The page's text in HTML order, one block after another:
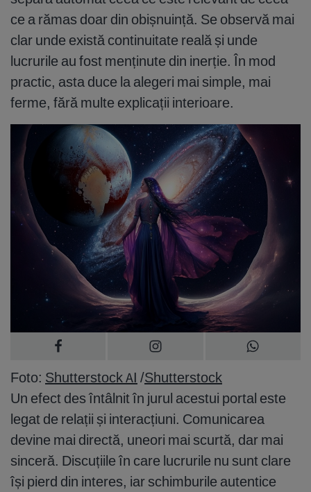
ce a rămas doar din obișnuință. Se observă mai
clar unde există continuitate reală și unde
lucrurile au fost menținute din inerție. În mod
practic, asta duce la alegeri mai simple, mai
ferme, fără multe explicații interioare.
Foto: Shutterstock AI /Shutterstock
Un efect des întâlnit în jurul acestui portal este
legat de relații și interacțiuni. Comunicarea
devine mai directă, uneori mai scurtă, dar mai
sinceră. Discuțiile în care lucrurile nu sunt clare
își pierd din interes, iar schimburile autentice